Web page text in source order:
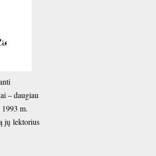
– daugiau
m.
jų lektorius